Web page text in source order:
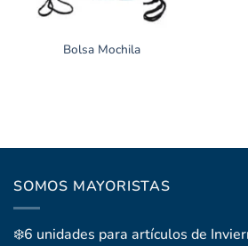
Bolsa Mochila
SOMOS MAYORISTAS
❄️6 unidades para artículos de